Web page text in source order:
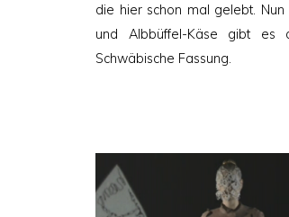
die hier schon mal gelebt.
und Albbüffel-Käse gibt es
Schwäbische Fassung.